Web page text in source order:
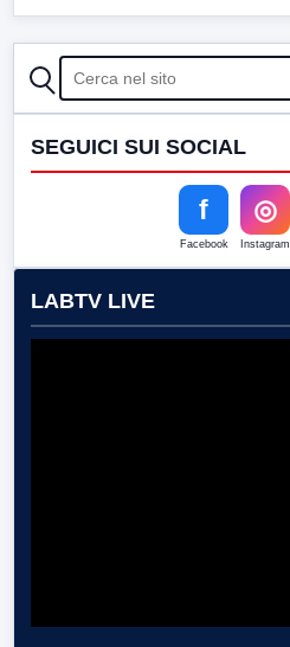
CERCA
SEGUICI SUI SOCIAL
f
Facebook
◎
Instagram
LABTV LIVE